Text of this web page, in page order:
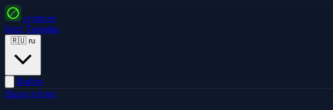
cryptr.ee
Блог Тарифы
🇷🇺 ru
Войти
Назад в блог